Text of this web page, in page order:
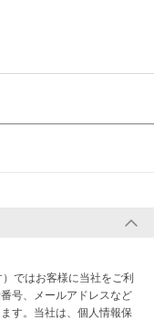
ではお客様に当社をご利
号、メールアドレスなど
す。当社は、個人情報保